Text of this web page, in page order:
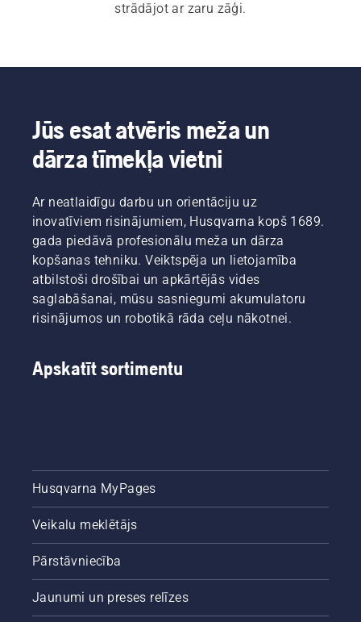
strādājot ar zaru zāģi.
Jūs esat atvēris meža un
dārza tīmekļa vietni
Ar neatlaidīgu darbu un orientāciju uz
inovatīviem risinājumiem, Husqvarna kopš 1689.
gada piedāvā profesionālu meža un dārza
kopšanas tehniku. Veiktspēja un lietojamība
atbilstoši drošībai un apkārtējās vides
saglabāšanai, mūsu sasniegumi akumulatoru
risinājumos un robotikā rāda ceļu nākotnei.
Apskatīt sortimentu
Husqvarna MyPages
Veikalu meklētājs
Pārstāvniecība
Jaunumi un preses relīzes